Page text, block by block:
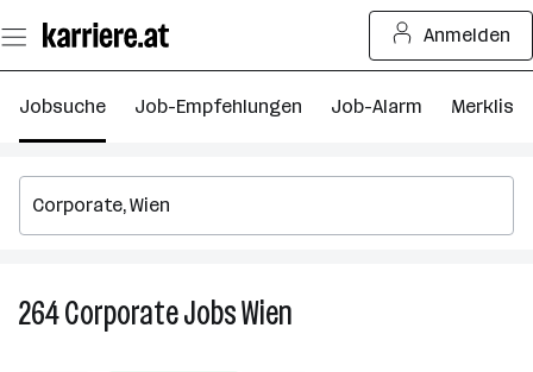
Seiteninhalt
springen
Anmelden
Jobsuche Job-Empfehlungen Job-Alarm Merkliste
264CorporateJobsWien